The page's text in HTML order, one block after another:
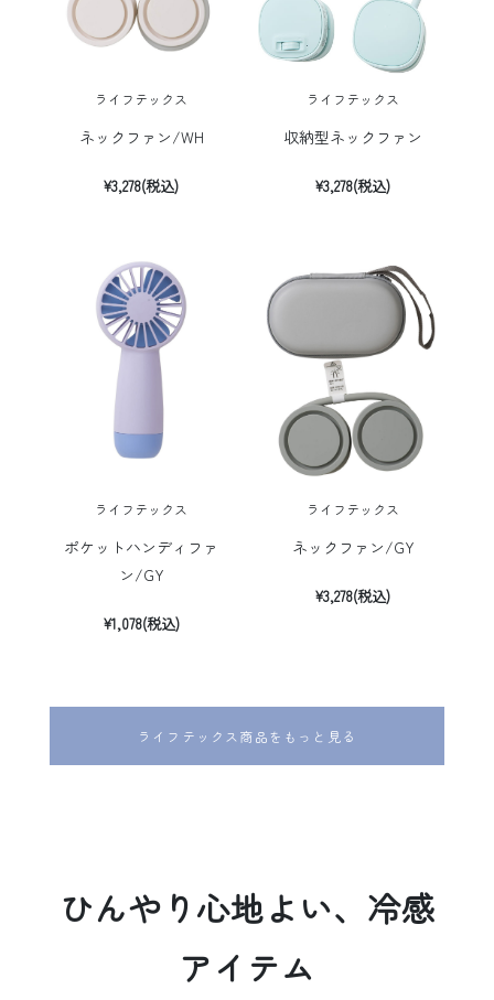
ライフテックス
ネックファン/WH
¥3,278(税込)
ライフテックス
収納型ネックファン
¥3,278(税込)
ライフテックス
ポケットハンディファ
ン/GY
¥1,078(税込)
ライフテックス
ネックファン/GY
¥3,278(税込)
ライフテックス商品をもっと見る
ひんやり心地よい、冷感
アイテム